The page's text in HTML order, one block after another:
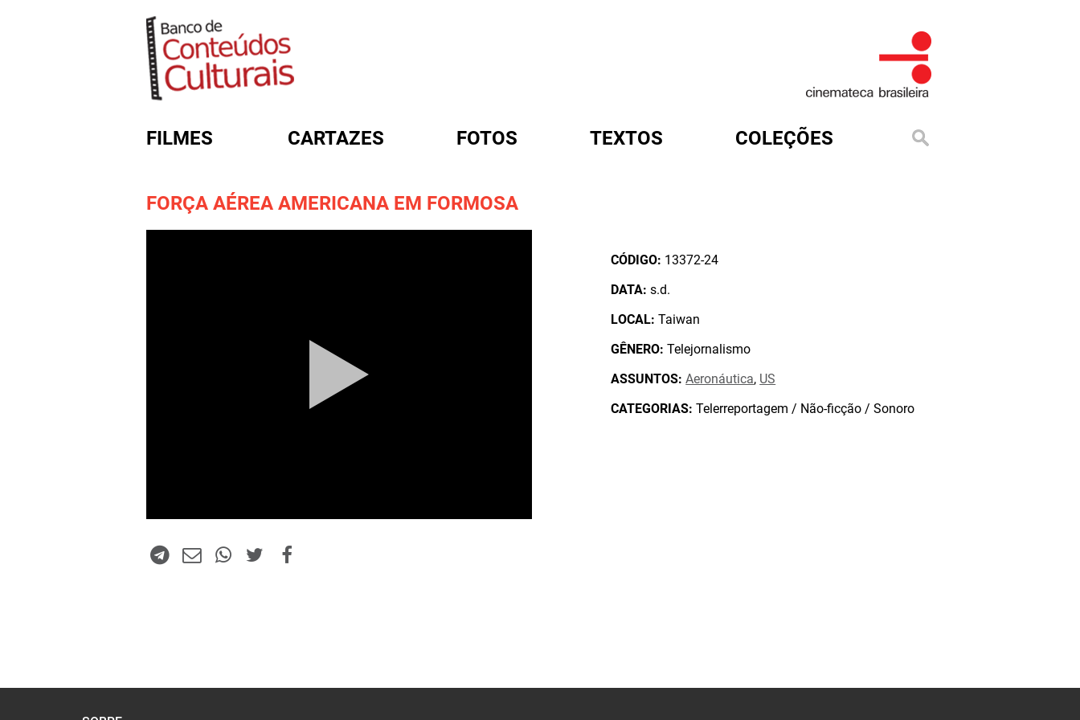
FILMES CARTAZES FOTOS TEXTOS COLEÇÕES
FORÇA AÉREA AMERICANA EM FORMOSA
CÓDIGO: 13372-24
DATA: s.d.
LOCAL: Taiwan
GÊNERO: Telejornalismo
ASSUNTOS: Aeronáutica, US
CATEGORIAS: Telerreportagem / Não-ficção / Sonoro
FORMULÁRIO DE BUSCA